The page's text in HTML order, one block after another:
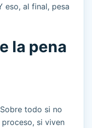
eso, al final, pesa
la pena
todo si no
si viven